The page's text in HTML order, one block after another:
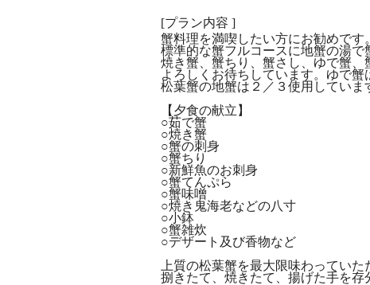
[プラン内容 ]
蟹料理を満喫したい方にお勧めです。
標準的な蟹フルコースに地蟹の湯で
焼き蟹、蟹ちり、蟹さし、ゆで蟹、
よろしくお待ちしています。ゆで蟹
松葉蟹の地蟹は２／３使用していま
【夕食の献立】
○茹で蟹
○焼き蟹
○蟹の刺身
○蟹ちり
○新鮮魚のお刺身
○蟹てんぷら
○蟹味噌
○焼き鬼海老などの八寸
○小鉢
○蟹雑炊
○デザート及び香物など
上質の松葉蟹を最大限味わってい
捌きたて、焼きたて、揚げた手を存